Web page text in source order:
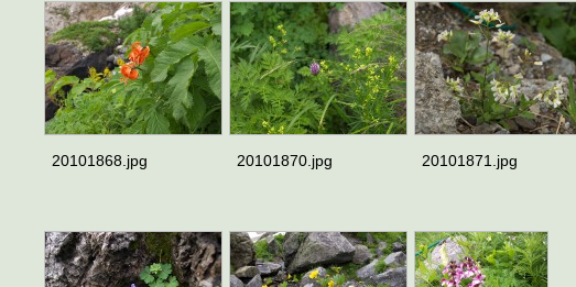
20101868.jpg 20101870.jpg 20101871.jpg